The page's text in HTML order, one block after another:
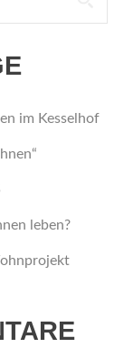
im Kesselhof
leben?